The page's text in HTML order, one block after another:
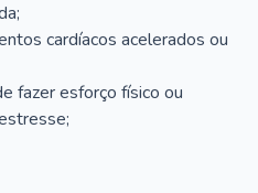
cardíacos acelerados ou
fazer esforço físico ou